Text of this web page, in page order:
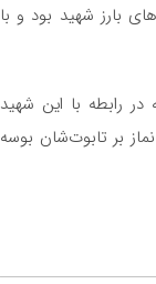
بارز شهید بود و با
رابطه با این شهید
بر تابوت‌شان بوسه